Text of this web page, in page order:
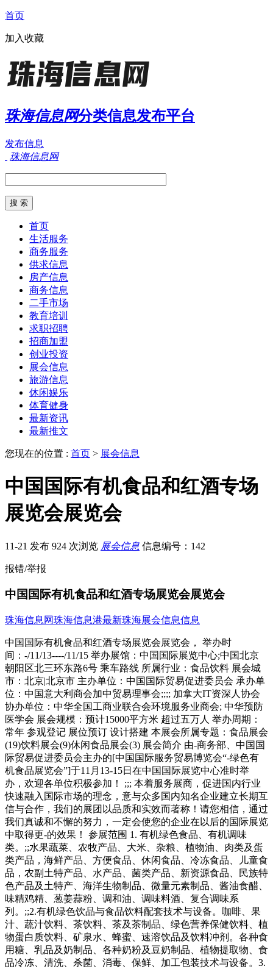
首页
加入收藏
珠海信息网分类信息发布平台
发布信息
珠海信息网
首页
生活服务
商务服务
供求信息
房产信息
商务信息
二手市场
教育培训
求职招聘
招商加盟
创业投资
展会信息
旅游信息
休闲娱乐
体育健身
最新资讯
最新推文
您现在的位置 : 首页 > 展会信息
中国国际有机食品和红酒专场
展览会展览会
11-21 发布 924 次浏览 展会信息 信息编号：142
报错/举报
中国国际有机食品和红酒专场展览会展览会
珠海信息网珠海信息港最新珠海展会信息信息
中国国际有机食品和红酒专场展览会展览会， 举办时
间：-/11/13----/11/15 举办展馆：中国国际展览中心;中国北京
朝阳区北三环东路6号 乘车路线 所属行业：食品饮料 展会城
市：北京|北京市 主办单位：中国国际贸易促进委员会 承办单
位：中国意大利商会加中贸易理事会;;;; 加拿大IT资深人协会
协办单位：中华全国工商业联合会环境服务业商会; 中华预防
医学会 展会规模：预计15000平方米 超过五万人 举办周期：
常年 参观登记 展位预订 设计搭建 本展会所属专题：食品展会
(19)饮料展会(9)休闲食品展会(3) 展会简介 由-商务部、中国国
际贸易促进委员会主办的[中国国际服务贸易博览会“-绿色有
机食品展览会”]于11月13-15日在中国国际展览中心准时举
办，欢迎各单位积极参加！ ;;; 本着服务展商，促进国内行业
快速融入国际市场的理念，意与众多国内知名企业建立长期互
信与合作，我们的展团以品质和实效而著称！请您相信，通过
我们真诚和不懈的努力，一定会使您的企业在以后的国际展览
中取得更-的效果！ 参展范围 1. 有机绿色食品、有机调味
类。;;水果蔬菜、农牧产品、大米、杂粮、植物油、肉类及蛋
类产品，海鲜产品、方便食品、休闲食品、冷冻食品、儿童食
品，农副土特产品、水产品、菌类产品、新资源食品、民族特
色产品及土特产、海洋生物制品、微量元素制品、酱油食醋、
味精鸡精、葱姜蒜粉、调和油、调味料酒、复合调味系
列。;;2.有机绿色饮品与食品饮料配套技术与设备。咖啡、果
汁、蔬汁饮料、茶饮料、茶及茶制品、绿色营养保健饮料、植
物蛋白质饮料、矿泉水、蜂蜜、速溶饮品及饮料冲剂。各种食
用糖、乳品及奶制品、各种奶粉及豆奶制品、植物提取物、食
品冷冻、清洗、杀菌、消毒、保鲜、加工包装技术与设备。3.